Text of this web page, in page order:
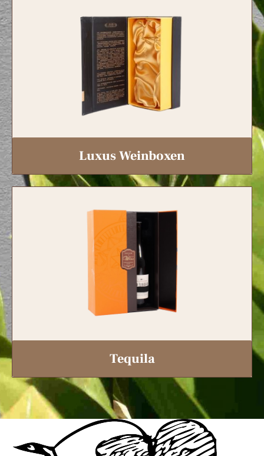
Luxus Weinboxen
Tequila